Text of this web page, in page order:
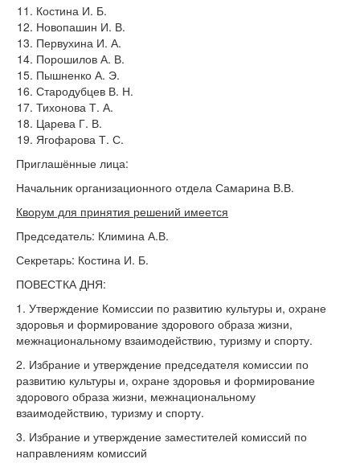
Костина И. Б.
Новопашин И. В.
Первухина И. А.
Порошилов А. В.
Пышненко А. Э.
Стародубцев В. Н.
Тихонова Т. А.
Царева Г. В.
Ягофарова Т. С.
Приглашённые лица:
Начальник организационного отдела Самарина В.В.
Кворум для принятия решений имеется
Председатель: Климина А.В.
Секретарь: Костина И. Б.
ПОВЕСТКА ДНЯ:
1. Утверждение Комиссии по развитию культуры и, охране
здоровья и формирование здорового образа жизни,
межнациональному взаимодействию, туризму и спорту.
2. Избрание и утверждение председателя комиссии по
развитию культуры и, охране здоровья и формирование
здорового образа жизни, межнациональному
взаимодействию, туризму и спорту.
3. Избрание и утверждение заместителей комиссий по
направлениям комиссий